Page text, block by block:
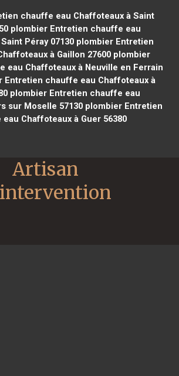
chauffe eau Chaffoteaux à Saint
plombier Entretien chauffe eau
Péray 07130plombier Entretien
à Gaillon 27600 plombier
eau Chaffoteaux à Neuville en Ferrain
chauffe eau Chaffoteaux à
plombier Entretien chauffe eau
sur Moselle 57130 plombier Entretien
Chaffoteaux à Guer 56380
Artisan